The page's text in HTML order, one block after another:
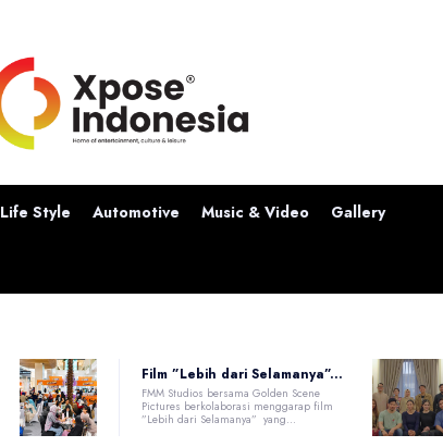
Life Style Automotive Music & Video Gallery
Film ”Lebih dari Selamanya”...
FMM Studios bersama Golden Scene
Pictures berkolaborasi menggarap film
”Lebih dari Selamanya” yang...